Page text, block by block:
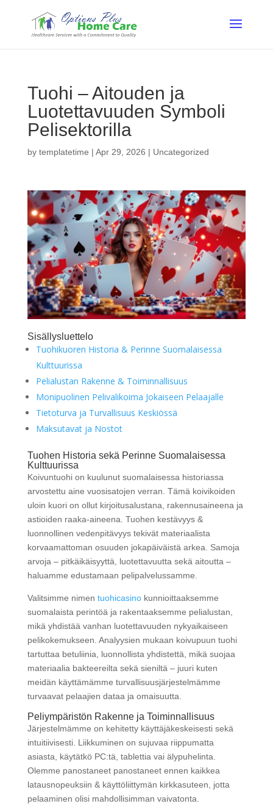
Tuohi – Aitouden ja
Luotettavuuden Symboli
Pelisektorilla
by templatetime | Apr 29, 2026 | Uncategorized
Sisällysluettelo
Tuohikuoren Historia & Perinne Suomalaisessa
Kulttuurissa
Pelialustan Rakenne & Toiminnallisuus
Monipuolinen Pelivalikoima Jokaiseen Pelaajalle
Tietoturva ja Turvallisuus Keskiössä
Maksutavat ja Nostot
Tuohen Historia sekä Perinne Suomalaisessa
Kulttuurissa
Koivuntuohi on kuulunut suomalaisessa historiassa
arvostettu aine vuosisatojen verran. Tämä koivikoiden
uloin kuori on ollut kirjoitusalustana, rakennusaineena ja
astioiden raaka-aineena. Tuohen kestävyys &
luonnollinen vedenpitävyys tekivät materiaalista
korvaamattoman osuuden jokapäiväistä arkea. Samoja
arvoja – pitkäikäisyyttä, luotettavuutta sekä aitoutta –
haluamme edustamaan pelipalvelussamme.
Valitsimme nimen tuohicasinokunnioittaaksemme
suomalaista perintöä ja rakentaaksemme pelialustan,
mikä yhdistää vanhan luotettavuuden nykyaikaiseen
pelikokemukseen. Analyysien mukaan koivupuun tuohi
tartuttaa betuliinia, luonnollista yhdistettä, mikä suojaa
materiaalia bakteereilta sekä sieniltä – juuri kuten
meidän käyttämämme turvallisuusjärjestelmämme
turvaavat pelaajien dataa ja omaisuutta.
Peliympäristön Rakenne ja Toiminnallisuus
Järjestelmämme on kehitetty käyttäjäkeskeisesti sekä
intuitiivisesti. Liikkuminen on sujuvaa riippumatta
asiasta, käytätkö PC:tä, tablettia vai älypuhelinta.
Olemme panostaneet panostaneet ennen kaikkea
latausnopeuksiin & käyttöliittymän kirkkasuteen, jotta
pelaaminen olisi mahdollisimman vaivatonta.